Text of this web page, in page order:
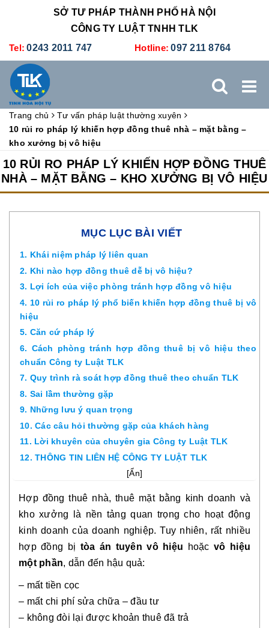
SỞ TƯ PHÁP THÀNH PHỐ HÀ NỘI
CÔNG TY LUẬT TNHH TLK
Tel: 0243 2011 747 Hotline: 097 211 8764
DỊCH VỤ KẾ TOÁN - THUẾ XÚC TIẾN THƯƠNG MẠI
Trang chủ
Tư vấn pháp luật thường xuyên
10 rủi ro pháp lý khiến hợp đồng thuê nhà – mặt bằng –
kho xưởng bị vô hiệu
10 RỦI RO PHÁP LÝ KHIẾN HỢP ĐỒNG THUÊ
NHÀ – MẶT BẰNG – KHO XƯỞNG BỊ VÔ HIỆU
MỤC LỤC BÀI VIẾT
1. Khái niệm pháp lý liên quan
2. Khi nào hợp đồng thuê dễ bị vô hiệu?
3. Lợi ích của việc phòng tránh hợp đồng vô hiệu
4. 10 rủi ro pháp lý phổ biến khiến hợp đồng thuê bị vô
hiệu
5. Căn cứ pháp lý
6. Cách phòng tránh hợp đồng thuê bị vô hiệu theo
chuẩn Công ty Luật TLK
7. Quy trình rà soát hợp đồng thuê theo chuẩn TLK
8. Sai lầm thường gặp
9. Những lưu ý quan trọng
10. Các câu hỏi thường gặp của khách hàng
11. Lời khuyên của chuyên gia Công ty Luật TLK
12. THÔNG TIN LIÊN HỆ CÔNG TY LUẬT TLK
[Ẩn]
Hợp đồng thuê nhà, thuê mặt bằng kinh doanh và
kho xưởng là nền tảng quan trọng cho hoạt động
kinh doanh của doanh nghiệp. Tuy nhiên, rất nhiều
hợp đồng bị tòa án tuyên vô hiệu hoặcvô hiệu
một phần, dẫn đến hậu quả:
– mất tiền cọc
– mất chi phí sửa chữa – đầu tư
– không đòi lại được khoản thuê đã trả